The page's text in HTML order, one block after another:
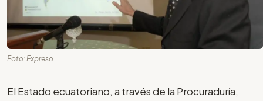
Foto: Expreso
El Estado ecuatoriano, a través de la Procuraduría,